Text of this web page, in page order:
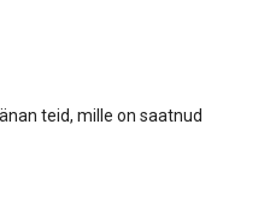
teid, mille on saatnud